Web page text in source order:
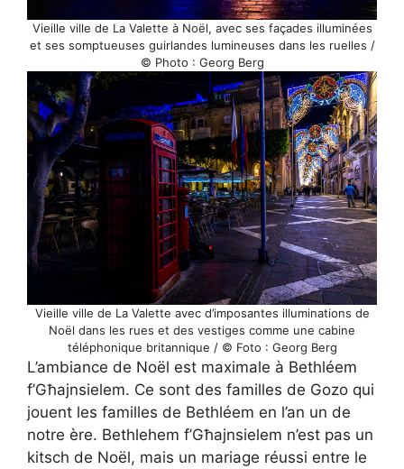
Vieille ville de La Valette à Noël, avec ses façades illuminées
et ses somptueuses guirlandes lumineuses dans les ruelles /
© Photo : Georg Berg
Vieille ville de La Valette avec d’imposantes illuminations de
Noël dans les rues et des vestiges comme une cabine
téléphonique britannique / © Foto : Georg Berg
L’ambiance de Noël est maximale à Bethléem
f’Għajnsielem. Ce sont des familles de Gozo qui
jouent les familles de Bethléem en l’an un de
notre ère. Bethlehem f’Għajnsielem n’est pas un
kitsch de Noël, mais un mariage réussi entre le